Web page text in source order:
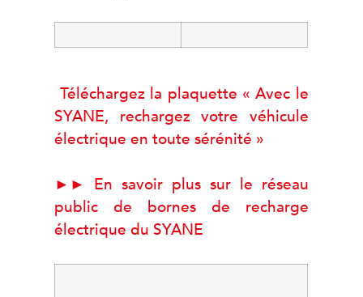
Téléchargez la plaquette « Avec le
SYANE, rechargez votre véhicule
électrique en toute sérénité »
►► En savoir plus sur le réseau
public de bornes de recharge
électrique du SYANE